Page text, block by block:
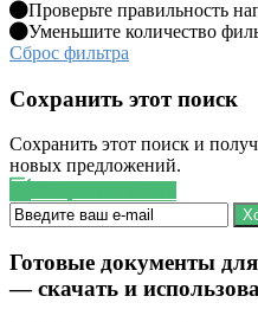
Проверьте правильность
Уменьшите количество
Сброс фильтра
Сохранить этот поиск
Сохранить этот поиск и
новых предложений.
Готовые документы
— скачать и